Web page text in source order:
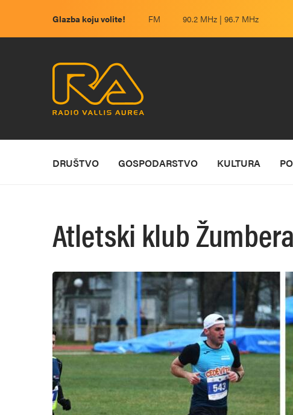
Glazba koju volite! FM 90.2 MHz | 96.7 MHz
DRUŠTVO GOSPODARSTVO KULTURA
Atletski klub